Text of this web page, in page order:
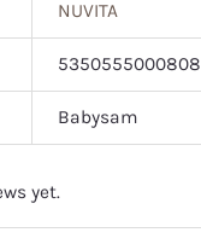
NUVITA
5350555000808
Babysam
yet.